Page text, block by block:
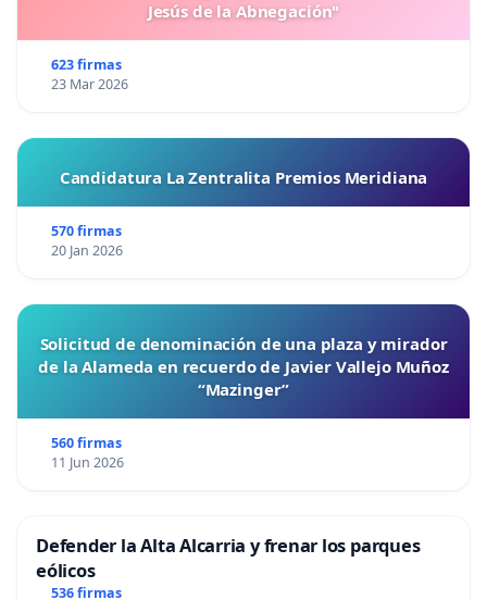
Jesús de la Abnegación"
623 firmas
23 Mar 2026
Candidatura La Zentralita Premios Meridiana
570 firmas
20 Jan 2026
Solicitud de denominación de una plaza y mirador
de la Alameda en recuerdo de Javier Vallejo Muñoz
“Mazinger”
560 firmas
11 Jun 2026
Defender la Alta Alcarria y frenar los parques
eólicos
536 firmas